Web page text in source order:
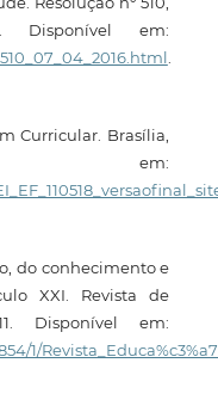
em:
.
Curricular. Brasília,
em:
do conhecimento e
XXI. Revista de
Disponível em: